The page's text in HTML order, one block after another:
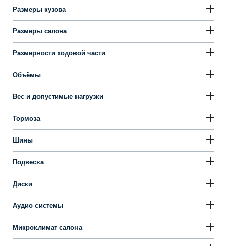
Размеры кузова
Размеры салона
Размерности ходовой части
Объёмы
Вес и допустимые нагрузки
Тормоза
Шины
Подвеска
Диски
Аудио системы
Микроклимат салона